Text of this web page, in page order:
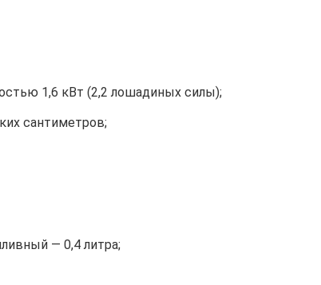
1,6 кВт (2,2 лошадиных силы);
сантиметров;
— 0,4 литра;